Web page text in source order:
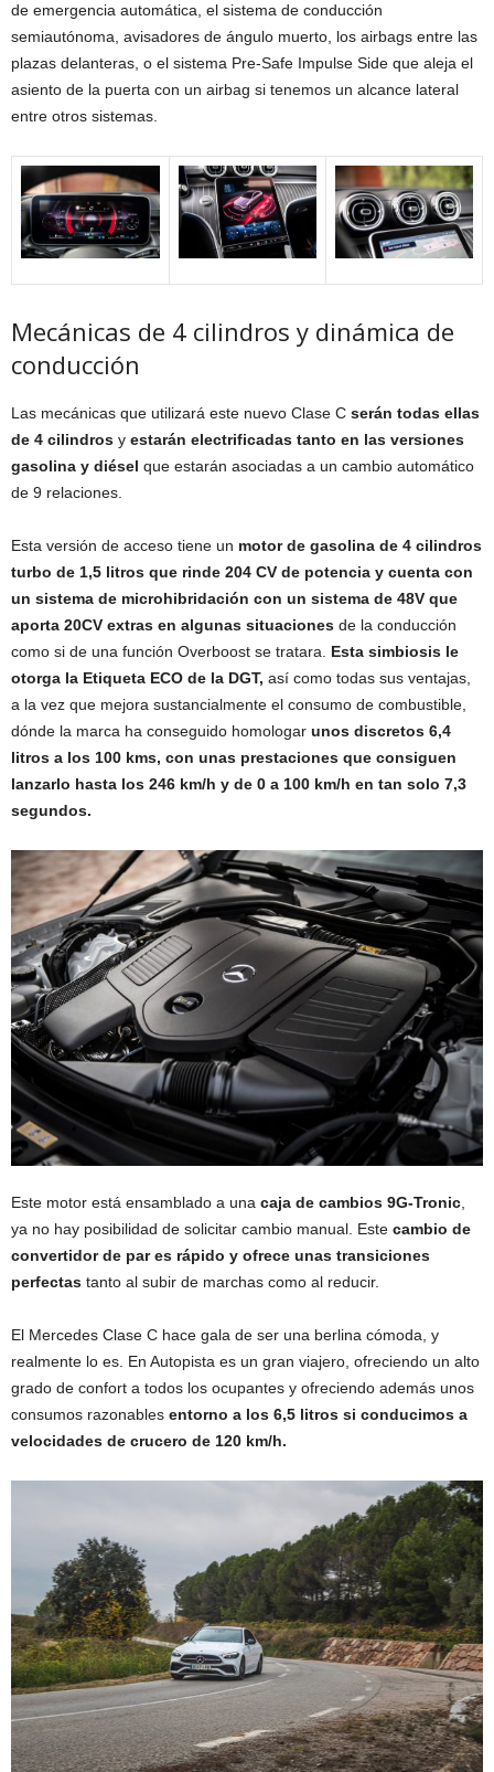
de emergencia automática, el sistema de conducción
semiautónoma, avisadores de ángulo muerto, los airbags entre las
plazas delanteras, o el sistema Pre-Safe Impulse Side que aleja el
asiento de la puerta con un airbag si tenemos un alcance lateral
entre otros sistemas.
Mecánicas de 4 cilindros y dinámica de
conducción
Las mecánicas que utilizará este nuevo Clase C serán todas ellas
de 4 cilindros y estarán electrificadas tanto en las versiones
gasolina y diésel que estarán asociadas a un cambio automático
de 9 relaciones.
Esta versión de acceso tiene un motor de gasolina de 4 cilindros
turbo de 1,5 litros que rinde 204 CV de potencia y cuenta con
un sistema de microhibridación con un sistema de 48V que
aporta 20CV extras en algunas situaciones de la conducción
como si de una función Overboost se tratara. Esta simbiosis le
otorga la Etiqueta ECO de la DGT, así como todas sus ventajas,
a la vez que mejora sustancialmente el consumo de combustible,
dónde la marca ha conseguido homologar unos discretos 6,4
litros a los 100 kms, con unas prestaciones que consiguen
lanzarlo hasta los 246 km/h y de 0 a 100 km/h en tan solo 7,3
segundos.
Este motor está ensamblado a una caja de cambios 9G-Tronic
ya no hay posibilidad de solicitar cambio manual. Este cambio de
convertidor de par es rápido y ofrece unas transiciones
perfectas tanto al subir de marchas como al reducir.
El Mercedes Clase C hace gala de ser una berlina cómoda, y
realmente lo es. En Autopista es un gran viajero, ofreciendo un alto
grado de confort a todos los ocupantes y ofreciendo además unos
consumos razonables entorno a los 6,5 litros si conducimos a
velocidades de crucero de 120 km/h.